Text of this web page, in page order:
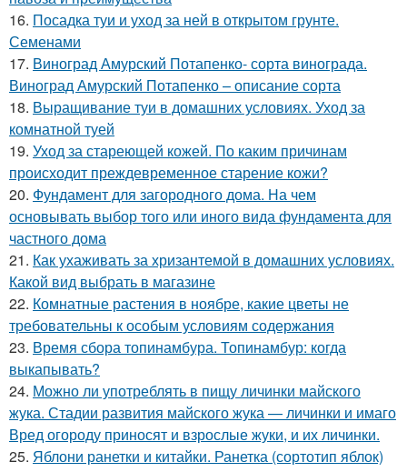
16. Посадка туи и уход за ней в открытом грунте.
Семенами
17. Виноград Амурский Потапенко- сорта винограда.
Виноград Амурский Потапенко – описание сорта
18. Выращивание туи в домашних условиях. Уход за
комнатной туей
19. Уход за стареющей кожей. По каким причинам
происходит преждевременное старение кожи?
20. Фундамент для загородного дома. На чем
основывать выбор того или иного вида фундамента для
частного дома
21. Как ухаживать за хризантемой в домашних условиях.
Какой вид выбрать в магазине
22. Комнатные растения в ноябре, какие цветы не
требовательны к особым условиям содержания
23. Время сбора топинамбура. Топинамбур: когда
выкапывать?
24. Можно ли употреблять в пищу личинки майского
жука. Стадии развития майского жука — личинки и имаго
Вред огороду приносят и взрослые жуки, и их личинки.
25. Яблони ранетки и китайки. Ранетка (сортотип яблок)